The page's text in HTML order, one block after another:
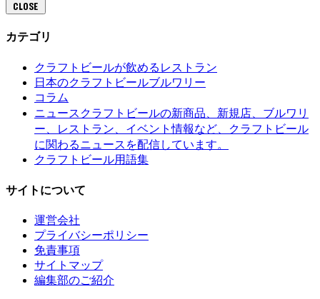
CLOSE
カテゴリ
クラフトビールが飲めるレストラン
日本のクラフトビールブルワリー
コラム
ニュース クラフトビールの新商品、新規店、ブルワリ
ー、レストラン、イベント情報など、クラフトビール
に関わるニュースを配信しています。
クラフトビール用語集
サイトについて
運営会社
プライバシーポリシー
免責事項
サイトマップ
編集部のご紹介